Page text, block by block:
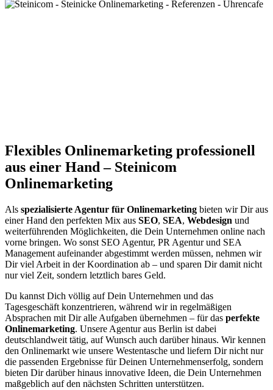
Flexibles Onlinemarketing professionell
aus einer Hand – Steinicom
Onlinemarketing
Als spezialisierte Agentur für Onlinemarketing bieten wir Dir aus
einer Hand den perfekten Mix aus SEO, SEA, Webdesign und
weiterführenden Möglichkeiten, die Dein Unternehmen online nach
vorne bringen. Wo sonst SEO Agentur, PR Agentur und SEA
Management aufeinander abgestimmt werden müssen, nehmen wir
Dir viel Arbeit in der Koordination ab – und sparen Dir damit nicht
nur viel Zeit, sondern letztlich bares Geld.
Du kannst Dich völlig auf Dein Unternehmen und das
Tagesgeschäft konzentrieren, während wir in regelmäßigen
Absprachen mit Dir alle Aufgaben übernehmen – für das perfekte
Onlinemarketing. Unsere Agentur aus Berlin ist dabei
deutschlandweit tätig, auf Wunsch auch darüber hinaus. Wir kennen
den Onlinemarkt wie unsere Westentasche und liefern Dir nicht nur
die passenden Ergebnisse für Deinen Unternehmenserfolg, sondern
bieten Dir darüber hinaus innovative Ideen, die Dein Unternehmen
maßgeblich auf den nächsten Schritten unterstützen.